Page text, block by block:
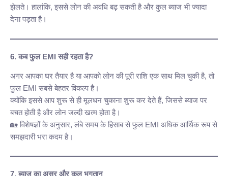
झेलते। हालांकि, इससे लोन की अवधि बढ़ सकती है और कुल ब्याज भी ज्यादा
देना पड़ता है।
6. कब फुल EMI सही रहता है?
अगर आपका घर तैयार है या आपको लोन की पूरी राशि एक साथ मिल चुकी है, तो
फुल EMI सबसे बेहतर विकल्प है।
क्योंकि इससे आप शुरू से ही मूलधन चुकाना शुरू कर देते हैं, जिससे ब्याज पर
बचत होती है और लोन जल्दी खत्म होता है।
🏡 विशेषज्ञों के अनुसार, लंबे समय के हिसाब से फुल EMI अधिक आर्थिक रूप से
समझदारी भरा कदम है।
7. ब्याज का असर और कुल भुगतान